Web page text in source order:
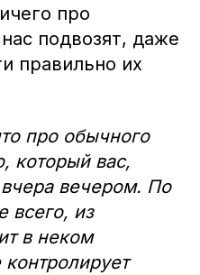
про
подвозят, даже
правильно их
про обычного
который вас,
вечером. По
всего, из
в неком